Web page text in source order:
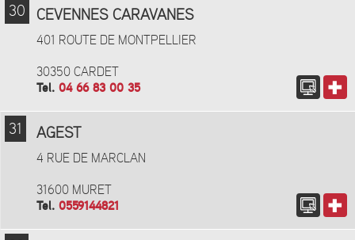
30 CEVENNES CARAVANES
401 ROUTE DE MONTPELLIER
30350 CARDET
Tel. 04 66 83 00 35
31 AGEST
4 RUE DE MARCLAN
31600 MURET
Tel. 0559144821